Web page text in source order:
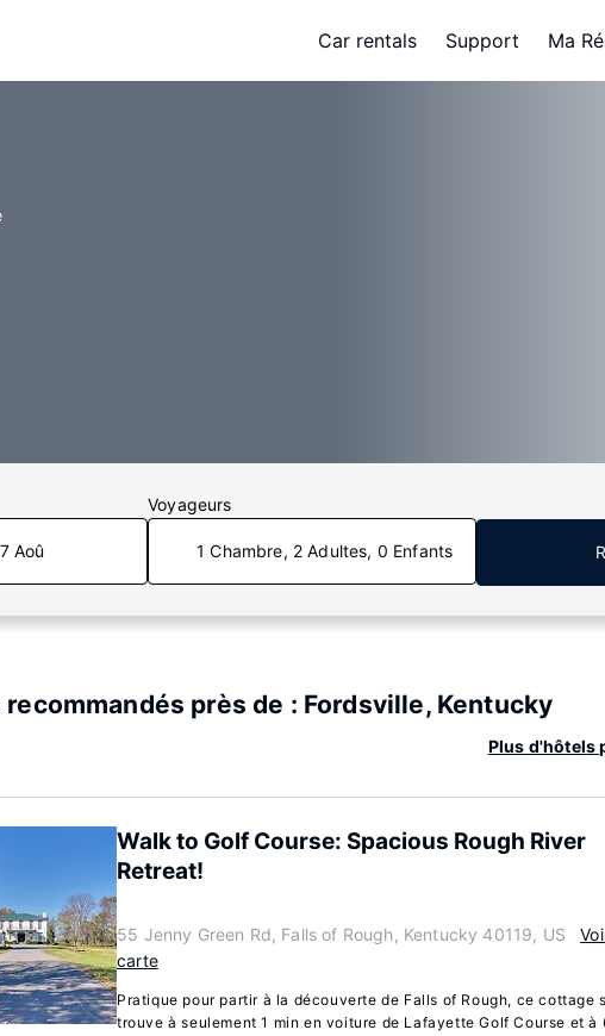
Car rentals Support Ma
Aoû
Voyageurs
1 Chambre, 2 Adultes, 0 Enfants
près de : Fordsville, Kentucky
Plus d'hôtels
Walk to Golf Course: Spacious Rough River
Retreat!
55 Jenny Green Rd, Falls of Rough, Kentucky 40119, US
carte
Pratique pour partir à la découverte de Falls of Rough, ce cottage
trouve à seulement 1 min en voiture de Lafayette Golf Course et à